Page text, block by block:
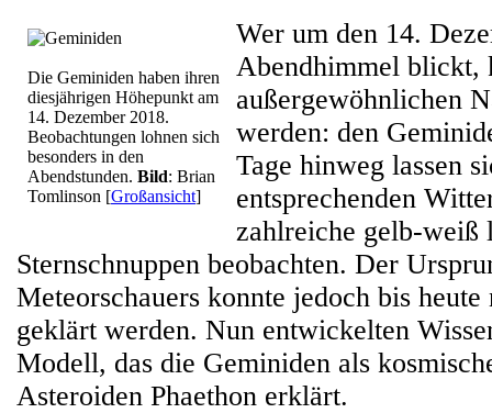
Die Geminiden haben ihren
diesjährigen Höhepunkt am
14. Dezember 2018.
Beobachtungen lohnen sich
besonders in den
Abendstunden. Bild: Brian
Tomlinson [Großansicht]
Wer um den 14.
Abendhimmel blickt,
außergewöhnlichen
werden: den
Tage hinweg lassen
entsprechenden
zahlreiche gelb-weiß
Sternschnuppen beobachten. Der
Meteorschauers konnte jedoch bis
geklärt werden. Nun entwickelten
Modell, das die Geminiden als
Asteroiden Phaethon erklärt.